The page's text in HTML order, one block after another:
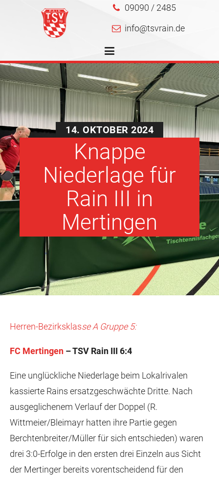
09090 / 2485
info@tsvrain.de
14. OKTOBER 2024
Knappe
Niederlage für
Rain III in
Mertingen
Herren-Bezirksklasse A Gruppe 5:
FC Mertingen – TSV Rain III 6:4
Eine unglückliche Niederlage beim Lokalrivalen
kassierte Rains ersatzgeschwächte Dritte. Nach
ausgeglichenem Verlauf der Doppel (R.
Wittmeier/Bleimayr hatten ihre Partie gegen
Berchtenbreiter/Müller für sich entschieden) waren
drei 3:0-Erfolge in den ersten drei Einzeln aus Sicht
der Mertinger bereits vorentscheidend für den